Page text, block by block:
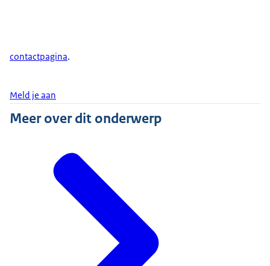
contactpagina.
Meld je aan
Meer over dit onderwerp